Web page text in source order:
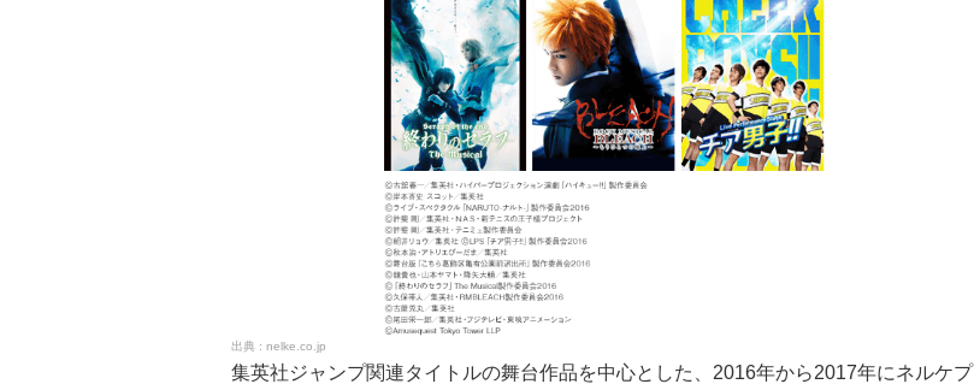
nelke.co.jp
集英社ジャンプ関連タイトルの舞台作品を中心とした、2016年から2017年にネルケプ